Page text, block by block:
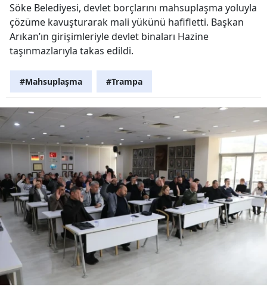
Söke Belediyesi, devlet borçlarını mahsuplaşma yoluyla
çözüme kavuşturarak mali yükünü hafifletti. Başkan
Arıkan’ın girişimleriyle devlet binaları Hazine
taşınmazlarıyla takas edildi.
#Mahsuplaşma #Trampa